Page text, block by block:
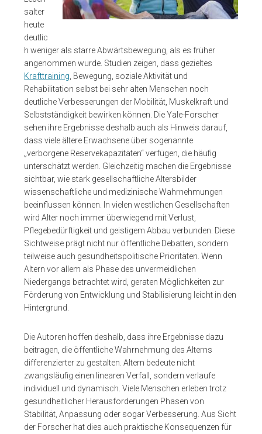
salter
heute
deutlic
h weniger als starre Abwärtsbewegung, als es früher
angenommen wurde. Studien zeigen, dass gezieltes
Krafttraining , Bewegung, soziale Aktivität und
Rehabilitation selbst bei sehr alten Menschen noch
deutliche Verbesserungen der Mobilität, Muskelkraft und
Selbstständigkeit bewirken können. Die Yale-Forscher
sehen ihre Ergebnisse deshalb auch als Hinweis darauf,
dass viele ältere Erwachsene über sogenannte
„verborgene Reservekapazitäten“ verfügen, die häufig
unterschätzt werden. Gleichzeitig machen die Ergebnisse
sichtbar, wie stark gesellschaftliche Altersbilder
wissenschaftliche und medizinische Wahrnehmungen
beeinflussen können. In vielen westlichen Gesellschaften
wird Alter noch immer überwiegend mit Verlust,
Pflegebedürftigkeit und geistigem Abbau verbunden. Diese
Sichtweise prägt nicht nur öffentliche Debatten, sondern
teilweise auch gesundheitspolitische Prioritäten. Wenn
Altern vor allem als Phase des unvermeidlichen
Niedergangs betrachtet wird, geraten Möglichkeiten zur
Förderung von Entwicklung und Stabilisierung leicht in den
Hintergrund.
Die Autoren hoffen deshalb, dass ihre Ergebnisse dazu
beitragen, die öffentliche Wahrnehmung des Alterns
differenzierter zu gestalten. Altern bedeute nicht
zwangsläufig einen linearen Verfall, sondern verlaufe
individuell und dynamisch. Viele Menschen erleben trotz
gesundheitlicher Herausforderungen Phasen von
Stabilität, Anpassung oder sogar Verbesserung. Aus Sicht
der Forscher hat dies auch praktische Konsequenzen für